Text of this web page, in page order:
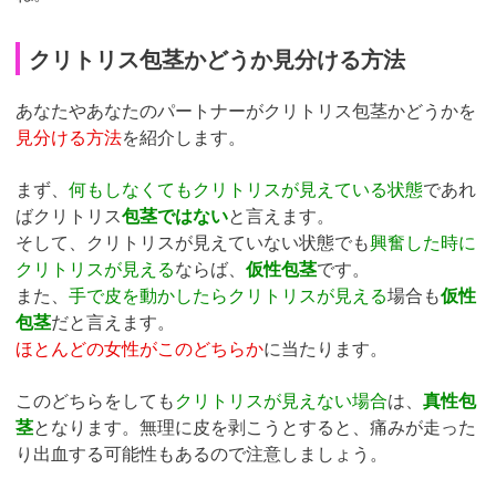
クリトリス包茎かどうか見分ける方法
あなたやあなたのパートナーがクリトリス包茎かどうかを
見分ける方法を紹介します。
まず、 何もしなくてもクリトリスが見えている状態であれ
ばクリトリス包茎ではないと言えます。
そして、クリトリスが見えていない状態でも興奮した時に
クリトリスが見えるならば、 仮性包茎です。
また、 手で皮を動かしたらクリトリスが見える場合も仮性
包茎だと言えます。
ほとんどの女性がこのどちらかに当たります。
このどちらをしてもクリトリスが見えない場合は、 真性包
茎となります。無理に皮を剥こうとすると、痛みが走った
り出血する可能性もあるので注意しましょう。